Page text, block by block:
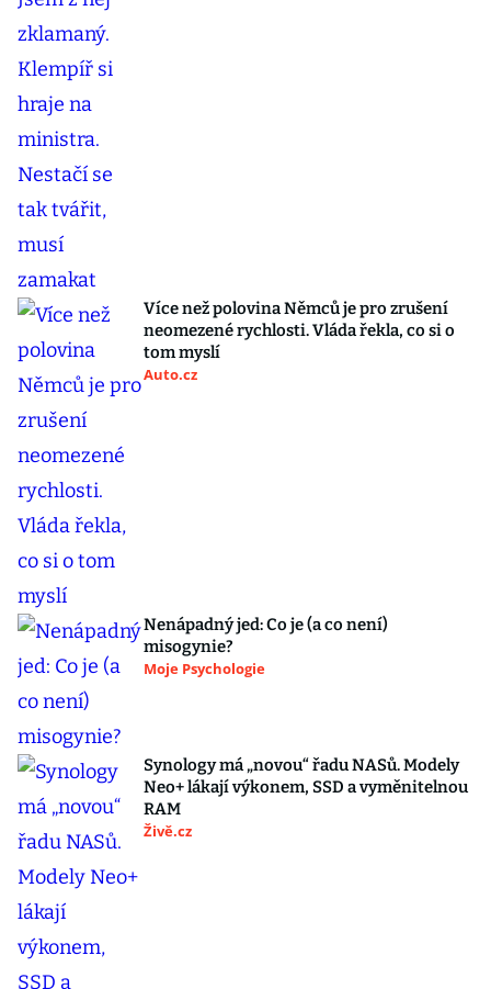
Více než polovina Němců je pro zrušení
neomezené rychlosti. Vláda řekla, co si o
tom myslí
Auto.cz
Nenápadný jed: Co je (a co není)
misogynie?
Moje Psychologie
Synology má „novou“ řadu NASů. Modely
Neo+ lákají výkonem, SSD a vyměnitelnou
RAM
Živě.cz